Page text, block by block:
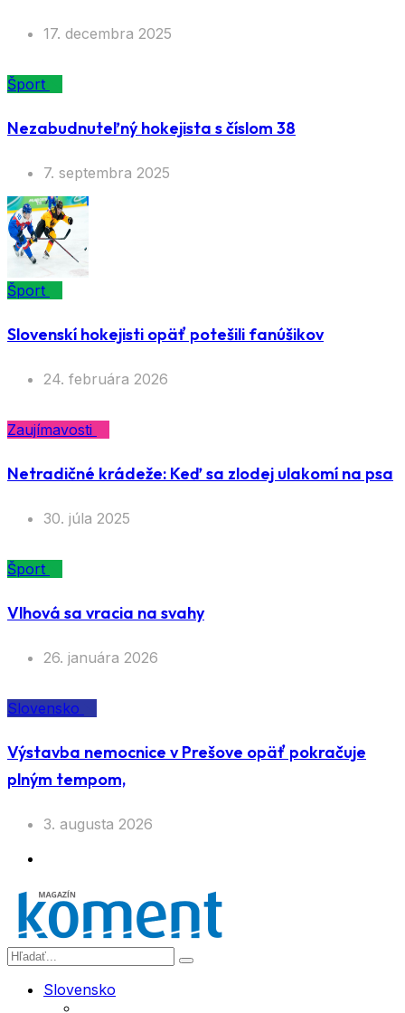
17. decembra 2025
Šport
Nezabudnuteľný hokejista s číslom 38
7. septembra 2025
Šport
Slovenskí hokejisti opäť potešili fanúšikov
24. februára 2026
Zaujímavosti
Netradičné krádeže: Keď sa zlodej ulakomí na psa
30. júla 2025
Šport
Vlhová sa vracia na svahy
26. januára 2026
Slovensko
Výstavba nemocnice v Prešove opäť pokračuje
plným tempom,
3. augusta 2026
Slovensko